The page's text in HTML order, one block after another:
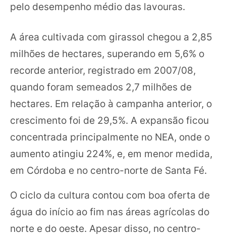
pelo desempenho médio das lavouras.
A área cultivada com girassol chegou a 2,85
milhões de hectares, superando em 5,6% o
recorde anterior, registrado em 2007/08,
quando foram semeados 2,7 milhões de
hectares. Em relação à campanha anterior, o
crescimento foi de 29,5%. A expansão ficou
concentrada principalmente no NEA, onde o
aumento atingiu 224%, e, em menor medida,
em Córdoba e no centro-norte de Santa Fé.
O ciclo da cultura contou com boa oferta de
água do início ao fim nas áreas agrícolas do
norte e do oeste. Apesar disso, no centro-